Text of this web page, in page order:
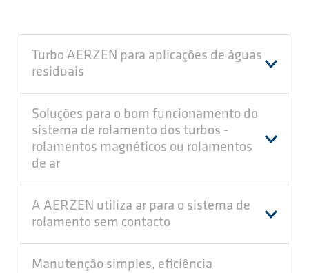
Turbo AERZEN para aplicações de águas
residuais
Soluções para o bom funcionamento do
sistema de rolamento dos turbos -
rolamentos magnéticos ou rolamentos
de ar
A AERZEN utiliza ar para o sistema de
rolamento sem contacto
Manutenção simples, eficiência